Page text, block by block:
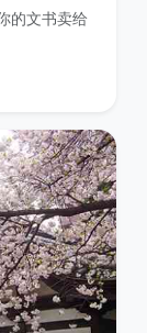
的文书卖给